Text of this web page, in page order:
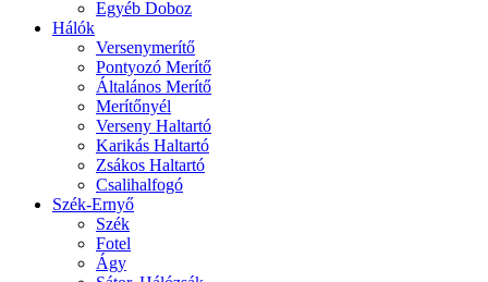
Egyéb Doboz
Hálók
Versenymerítő
Pontyozó Merítő
Általános Merítő
Merítőnyél
Verseny Haltartó
Karikás Haltartó
Zsákos Haltartó
Csalihalfogó
Szék-Ernyő
Szék
Fotel
Ágy